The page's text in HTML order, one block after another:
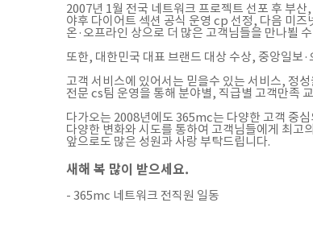
2007년 1월 전국 네트워크 프로젝트 선포 후 부
야후 다이어트 섹션 공식 운영 cp 선정, 다음 미즈
온·오프라인 상으로 더 많은 고객님들을 만나뵐
또한, 대한민국 대표 브랜드 대상 수상, 중앙일보
고객 서비스에 있어서는 믿을수 있는 서비스, 정
전문 cs팀 운영을 통해 분야별, 직급별 고객만족
다가오는 2008년에도 365mc는 다양한 고객 중
다양한 변화와 시도를 통하여 고객님들에게 최고
앞으로도 많은 성원과 사랑 부탁드립니다.
새해 복 많이 받으세요.
- 365mc 네트워크 전직원 일동